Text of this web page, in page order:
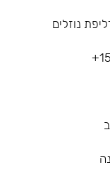
נוזלים